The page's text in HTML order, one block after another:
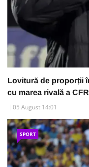
Lovitură de proporții
cu marea rivală a
05 August 14:01
SPORT